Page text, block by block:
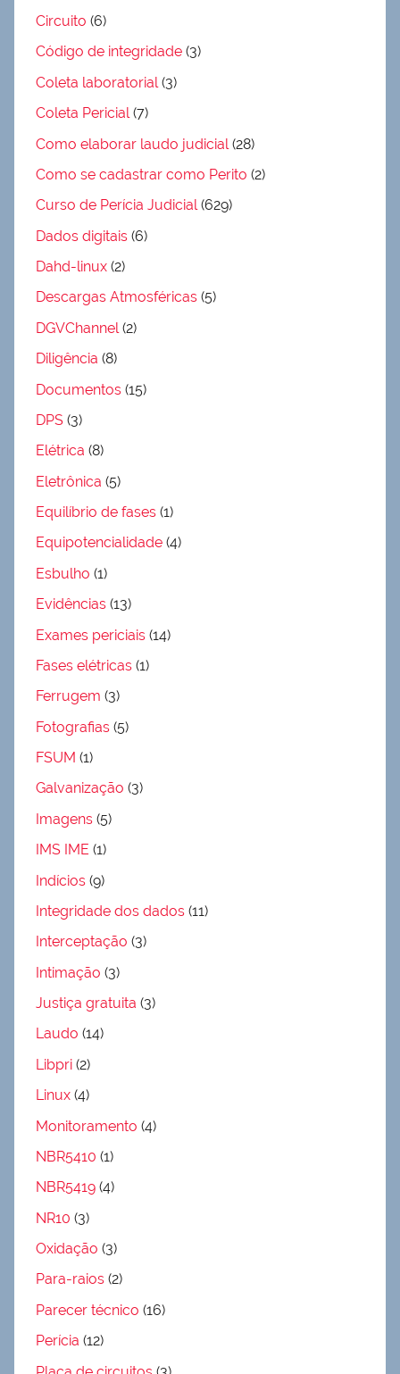
Circuito (6)
Código de integridade (3)
Coleta laboratorial(3)
Coleta Pericial(7)
Como elaborar laudo judicial (28)
Como se cadastrar como Perito (2)
Curso de Perícia Judicial(629)
Dados digitais (6)
Dahd-linux (2)
Descargas Atmosféricas (5)
DGVChannel(2)
Diligência (8)
Documentos (15)
DPS (3)
Elétrica (8)
Eletrônica (5)
Equilíbrio de fases (1)
Equipotencialidade (4)
Esbulho (1)
Evidências (13)
Exames periciais (14)
Fases elétricas (1)
Ferrugem (3)
Fotografias (5)
FSUM (1)
Galvanização (3)
Imagens (5)
IMS IME (1)
Indícios (9)
Integridade dos dados (11)
Interceptação (3)
Intimação (3)
Justiça gratuita (3)
Laudo (14)
Libpri (2)
Linux (4)
Monitoramento (4)
NBR5410 (1)
NBR5419 (4)
NR10 (3)
Oxidação (3)
Para-raios (2)
Parecer técnico (16)
Perícia (12)